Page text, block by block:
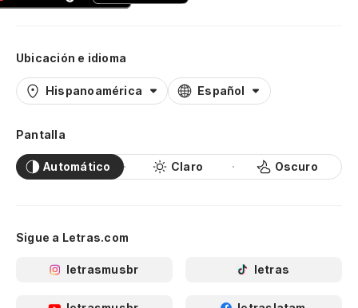
Ubicación e idioma
Hispanoamérica Español
Pantalla
Automático Claro Oscuro
Sigue a Letras.com
letrasmusbr letras